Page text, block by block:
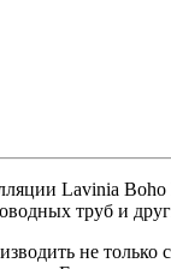
Lavinia
труб и
не